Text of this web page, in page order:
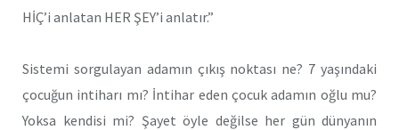
HİÇ’i anlatan HER ŞEY’i anlatır.”
Sistemi sorgulayan adamın çıkış noktası ne? 7 yaşındaki
çocuğun intiharı mı? İntihar eden çocuk adamın oğlu mu?
Yoksa kendisi mi? Şayet öyle değilse her gün dünyanın